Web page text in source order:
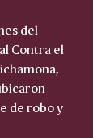
del
Contra el
de robo y